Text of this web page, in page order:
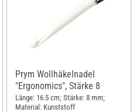
Prym Wollhäkelnadel
"Ergonomics", Stärke 8
Länge: 16.5 cm; Stärke: 8 mm;
Material: Kunststoff